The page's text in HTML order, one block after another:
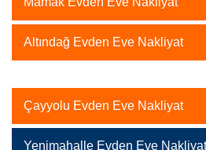
Altındağ Evden Eve Nakliyat
Çayyolu Evden Eve Nakliyat
Yenimahalle Evden Eve Nakliyat